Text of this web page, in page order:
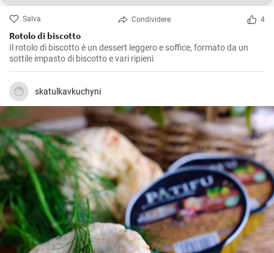
Salva Condividere 4
Rotolo di biscotto
Il rotolo di biscotto è un dessert leggero e soffice, formato da un
sottile impasto di biscotto e vari ripieni
skatulkavkuchyni